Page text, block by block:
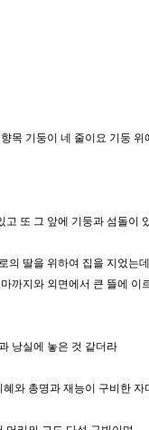
목 기둥이 네 줄이요 기둥
고 또 그 앞에 기둥과 섬돌이
의 딸을 위하여 집을 지었는
까지와 외면에서 큰 뜰에 이
낭실에 놓은 것 같더라
와 총명과 재능이 구비한